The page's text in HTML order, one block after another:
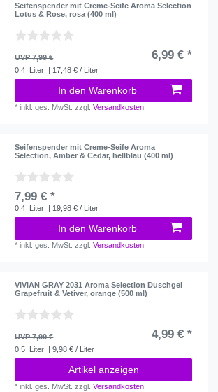
Seifenspender mit Creme-Seife Aroma Selection
Lotus & Rose, rosa (400 ml)
UVP 7,99 € 6,99 € *
0.4 Liter | 17,48 € / Liter
In den Warenkorb
*inkl. ges. MwSt. zzgl.Versandkosten
Seifenspender mit Creme-Seife Aroma
Selection, Amber & Cedar, hellblau (400 ml)
7,99 € *
0.4 Liter | 19,98 € / Liter
In den Warenkorb
*inkl. ges. MwSt. zzgl.Versandkosten
VIVIAN GRAY 2031 Aroma Selection Duschgel
Grapefruit & Vetiver, orange (500 ml)
UVP 7,99 € 4,99 € *
0.5 Liter | 9,98 € / Liter
Artikel anzeigen
*inkl. ges. MwSt. zzgl.Versandkosten